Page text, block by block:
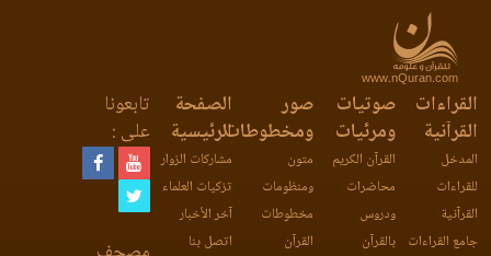
www.nQuran.com
القراءات
القرآنية
المدخل
للقراءات
القرآنية
جامع القراءات
صوتيات
ومرئيات
القرآن الكريم
محاضرات
ودروس
بالقرآن
صور
ومخطوطات
متون
ومنظومات
مخطوطات
القرآن
الصفحة
الرئيسية
مشاركات الزوار
تزكيات العلماء
آخر الأخبار
اتصل بنا
تابعونا
على :